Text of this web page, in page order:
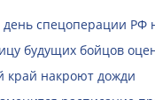
спецоперации РФ
будущих бойцов
край накроют дожди